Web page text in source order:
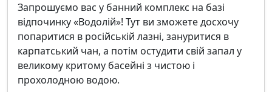
Запрошуємо вас у банний комплекс на базі
відпочинку «Водолій»! Тут ви зможете досхочу
попаритися в російській лазні, зануритися в
карпатський чан, а потім остудити свій запал у
великому критому басейні з чистою і
прохолодною водою.